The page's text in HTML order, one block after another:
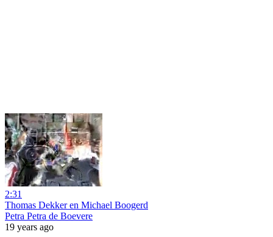
2:31
Thomas Dekker en Michael Boogerd
Petra Petra de Boevere
19 years ago